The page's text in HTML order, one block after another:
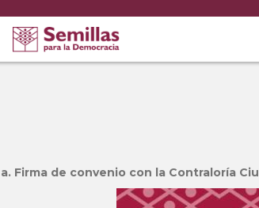
a. Firma de convenio con la Contraloría